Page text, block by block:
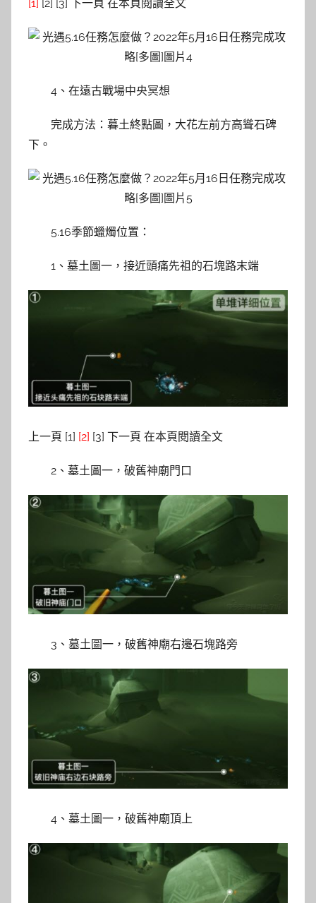
[1] [2] [3] 下一頁 在本頁閱讀全文
4、在遠古戰場中央冥想
完成方法：暮土終點圖，大花左前方高聳石碑
下。
5.16季節蠟燭位置：
1、墓土圖一，接近頭痛先祖的石塊路末端
上一頁 [1] [2] [3] 下一頁 在本頁閱讀全文
2、墓土圖一，破舊神廟門口
3、墓土圖一，破舊神廟右邊石塊路旁
4、墓土圖一，破舊神廟頂上